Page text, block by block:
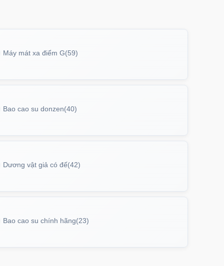
Máy mát xa điểm G(59)
Bao cao su donzen(40)
Dương vật giả có đế(42)
Bao cao su chính hãng(23)